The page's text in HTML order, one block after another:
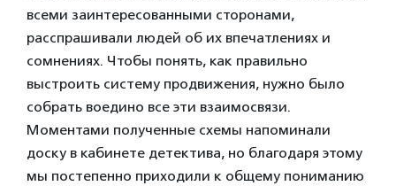
всеми заинтересованными сторонами,
расспрашивали людей об их впечатлениях и
сомнениях. Чтобы понять, как правильно
выстроить систему продвижения, нужно было
собрать воедино все эти взаимосвязи.
Моментами полученные схемы напоминали
доску в кабинете детектива, но благодаря этому
мы постепенно приходили к общему пониманию